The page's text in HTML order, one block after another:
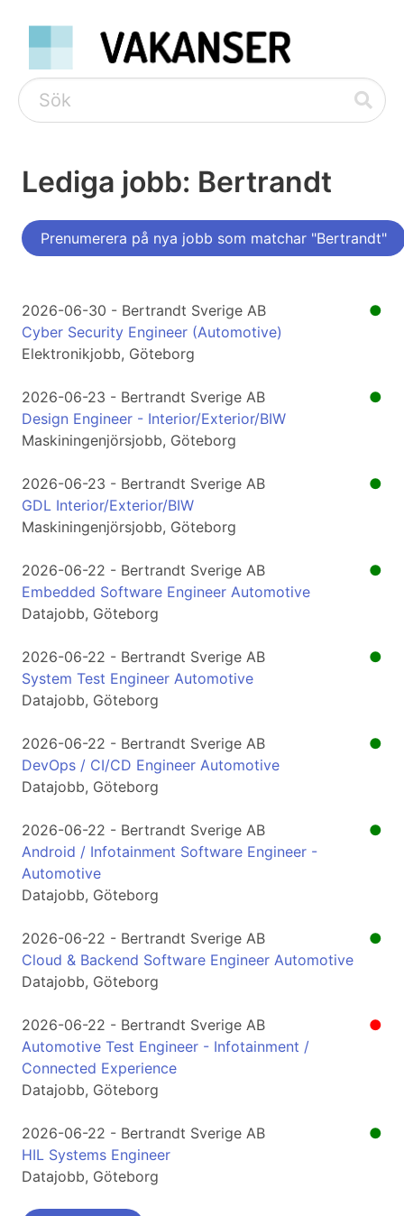
Lediga jobb: Bertrandt
Prenumerera på nya jobb som matchar "Bertrandt"
●
2026-06-30 - Bertrandt Sverige AB
Cyber Security Engineer (Automotive)
Elektronikjobb, Göteborg
●
2026-06-23 - Bertrandt Sverige AB
Design Engineer - Interior/Exterior/BIW
Maskiningenjörsjobb, Göteborg
●
2026-06-23 - Bertrandt Sverige AB
GDL Interior/Exterior/BIW
Maskiningenjörsjobb, Göteborg
●
2026-06-22 - Bertrandt Sverige AB
Embedded Software Engineer Automotive
Datajobb, Göteborg
●
2026-06-22 - Bertrandt Sverige AB
System Test Engineer Automotive
Datajobb, Göteborg
●
2026-06-22 - Bertrandt Sverige AB
DevOps / CI/CD Engineer Automotive
Datajobb, Göteborg
●
2026-06-22 - Bertrandt Sverige AB
Android / Infotainment Software Engineer -
Automotive
Datajobb, Göteborg
●
2026-06-22 - Bertrandt Sverige AB
Cloud & Backend Software Engineer Automotive
Datajobb, Göteborg
●
2026-06-22 - Bertrandt Sverige AB
Automotive Test Engineer - Infotainment /
Connected Experience
Datajobb, Göteborg
●
2026-06-22 - Bertrandt Sverige AB
HIL Systems Engineer
Datajobb, Göteborg